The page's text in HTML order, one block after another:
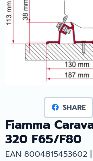
SHARE
Fiamma
320 F65/F80
EAN 8004815453602